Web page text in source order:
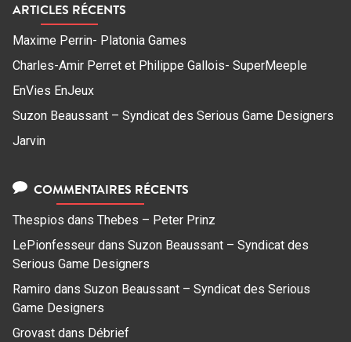
ARTICLES RÉCENTS
Maxime Perrin- Platonia Games
Charles-Amir Perret et Philippe Gallois- SuperMeeple
EnVies EnJeux
Suzon Beaussant – Syndicat des Serious Game Designers
Jarvin
COMMENTAIRES RÉCENTS
Thespios dans Thebes – Peter Prinz
LePionfesseur dans Suzon Beaussant – Syndicat des
Serious Game Designers
Ramiro dans Suzon Beaussant – Syndicat des Serious
Game Designers
Grovast dans Débrief